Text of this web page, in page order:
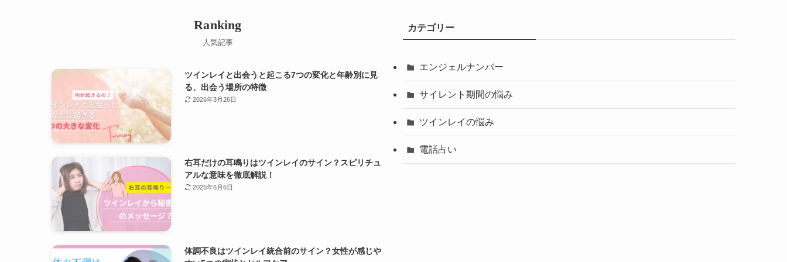
Ranking
人気記事
ツインレイと出会うと起こる7つの変化と年齢別に見
る、出会う場所の特徴
2026年3月26日
右耳だけの耳鳴りはツインレイのサイン？スピリチュ
アルな意味を徹底解説！
2025年6月6日
体調不良はツインレイ統合前のサイン？女性が感じや
カテゴリー
エンジェルナンバー
サイレント期間の悩み
ツインレイの悩み
電話占い